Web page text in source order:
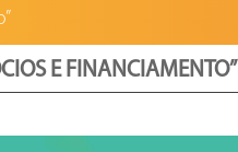
E FINANCIAMENTO”